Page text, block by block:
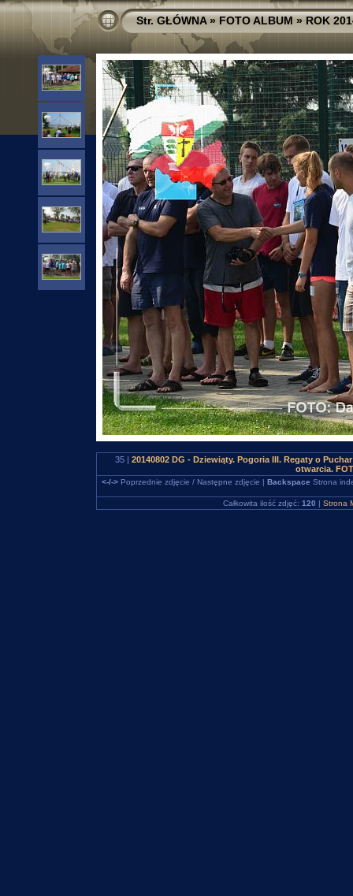
Str. GŁÓWNA»FOTO ALBUM»ROK
35 | 20140802 DG - Dziewiąty. Pogoria III. Regaty o
otwarcia.
<-/->Poprzednie zdjęcie / Następne zdjęcie | Backspace Strona
Całkowita ilość zdjęć: 120 | Strona